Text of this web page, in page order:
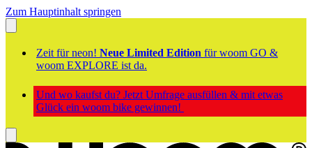
Zum Hauptinhalt springen
Zeit für neon! Neue Limited Edition für woom GO &
woom EXPLORE ist da.
Und wo kaufst du? Jetzt Umfrage ausfüllen & mit etwas
Glück ein woom bike gewinnen!